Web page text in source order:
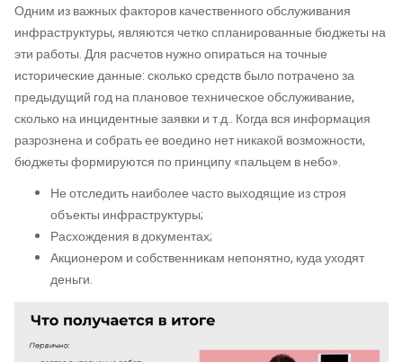
Одним из важных факторов качественного обслуживания
инфраструктуры, являются четко спланированные бюджеты на
эти работы. Для расчетов нужно опираться на точные
исторические данные: сколько средств было потрачено за
предыдущий год на плановое техническое обслуживание,
сколько на инцидентные заявки и т.д.. Когда вся информация
разрознена и собрать ее воедино нет никакой возможности,
бюджеты формируются по принципу «пальцем в небо».
Не отследить наиболее часто выходящие из строя
объекты инфраструктуры;
Расхождения в документах;
Акционером и собственникам непонятно, куда уходят
деньги.